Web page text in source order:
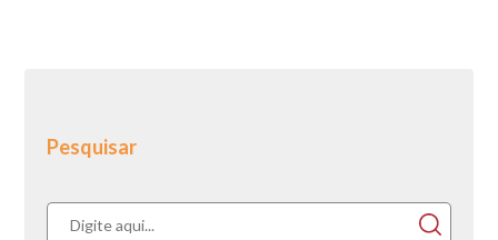
Pesquisar